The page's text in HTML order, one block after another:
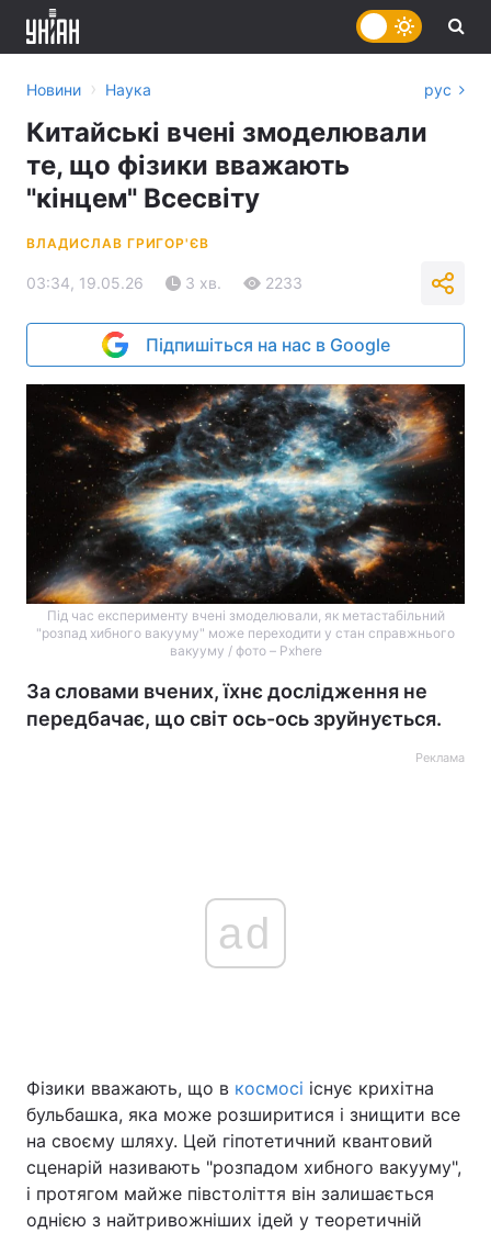
Головна
Україна Політика
Економіка Світ
Спорт Наука
Новини › Наука рус
Китайські вчені змоделювали
те, що фізики вважають
"кінцем" Всесвіту
ВЛАДИСЛАВ ГРИГОР'ЄВ
03:34, 19.05.26 3 хв. 2233
Підпишіться на нас в Google
Під час експерименту вчені змоделювали, як метастабільний
"розпад хибного вакууму" може переходити у стан справжнього
вакууму / фото – Pxhere
За словами вчених, їхнє дослідження не
передбачає, що світ ось-ось зруйнується.
Реклама
ad
Фізики вважають, що в космосі існує крихітна
бульбашка, яка може розширитися і знищити все
на своєму шляху. Цей гіпотетичний квантовий
сценарій називають "розпадом хибного вакууму",
і протягом майже півстоліття він залишається
однією з найтривожніших ідей у теоретичній